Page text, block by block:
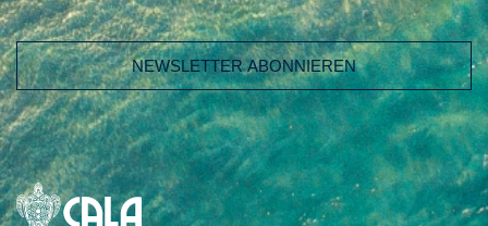
E-Mail Adresse
Vorname